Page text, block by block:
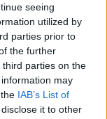
seeing
utilized by
parties prior to
the further
parties on the
may
IAB’s List of
it to other
tudott, és
is dobogóra